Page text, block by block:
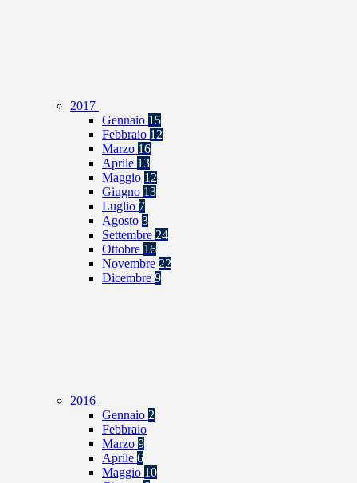
2017
Gennaio 15
Febbraio 12
Marzo 16
Aprile 13
Maggio 12
Giugno 13
Luglio 7
Agosto 3
Settembre 24
Ottobre 16
Novembre 22
Dicembre 9
2016
Gennaio 2
Febbraio
Marzo 9
Aprile 6
Maggio 10